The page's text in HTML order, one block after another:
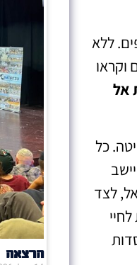
ללא
וקראו
אל
כל
ישראל, לצד
הרצאה